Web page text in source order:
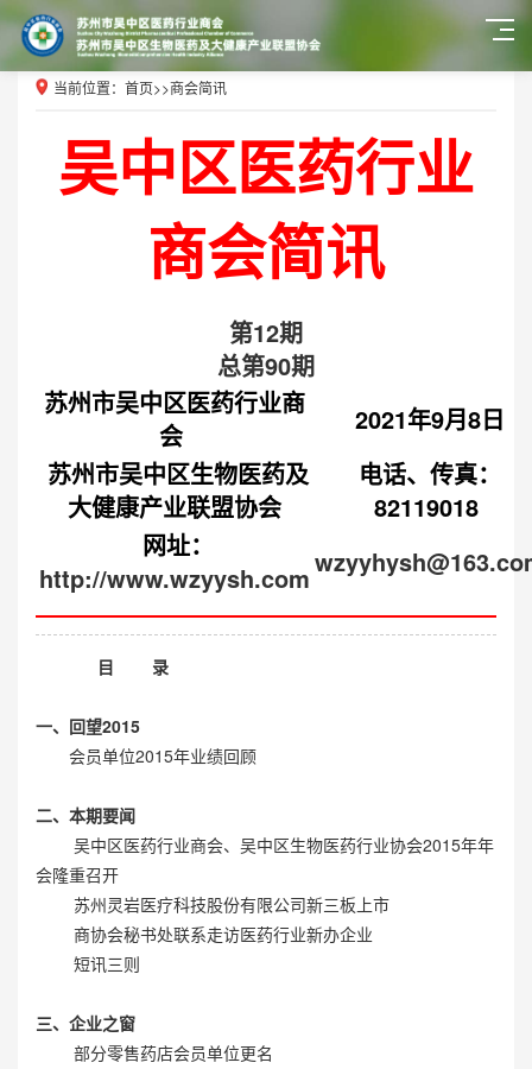
当前位置： 首页>>商会简讯
吴中区医药行业
商会简讯
第12期
总第90期
苏州市吴中区医药行业商
会
2021年9月8日
苏州市吴中区生物医药及
大健康产业联盟协会
电话、传真：
82119018
网址：
http://www.wzyysh.com
目 录
一、回望2015
会员单位2015年业绩回顾
二、本期要闻
吴中区医药行业商会、吴中区生物医药行业协会2015年年
会隆重召开
苏州灵岩医疗科技股份有限公司新三板上市
商协会秘书处联系走访医药行业新办企业
短讯三则
三、企业之窗
部分零售药店会员单位更名